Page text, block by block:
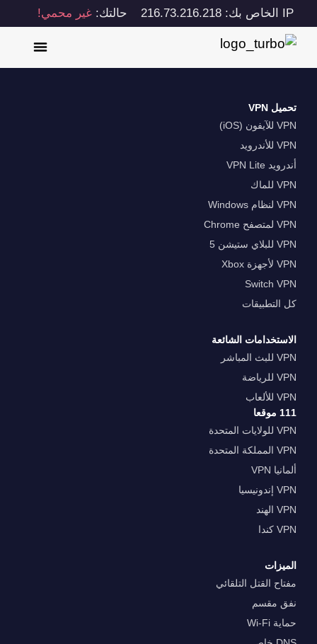
IP الخاص بك: 216.73.216.218 حالتك:غير محمي!
تحميل VPN
VPN للآيفون (iOS)
VPN للأندرويد
أندرويد VPN Lite
VPN للماك
VPN لنظام Windows
VPN لمتصفح Chrome
VPN للبلاي ستيشن 5
VPN لأجهزة Xbox
Switch VPN
كل التطبيقات
الاستخدامات الشائعة
VPN للبث المباشر
VPN للرياضة
VPN للألعاب
111 موقعا
VPN للولايات المتحدة
VPN المملكة المتحدة
ألمانيا VPN
VPN إندونيسيا
VPN الهند
VPN كندا
الميزات
مفتاح القتل التلقائي
نفق مقسم
حماية Wi-Fi